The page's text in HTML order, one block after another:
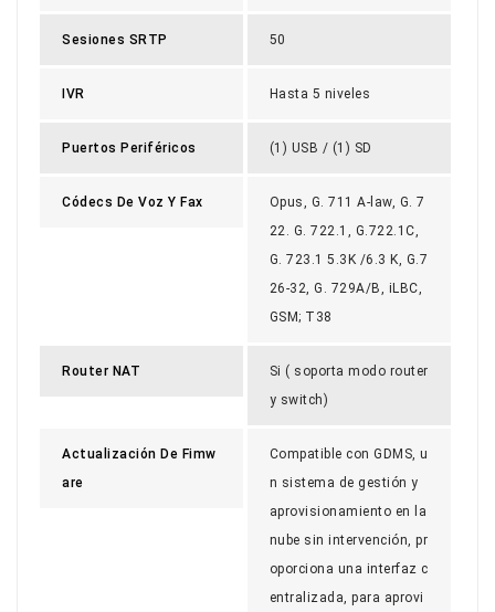
Sesiones SRTP 50
IVR Hasta 5 niveles
Puertos Periféricos (1) USB / (1) SD
Códecs De Voz Y Fax
Opus, G. 711 A-law, G. 7
22. G. 722.1, G.722.1C,
G. 723.1 5.3K /6.3 K, G.7
26-32, G. 729A/B, iLBC,
GSM; T38
Router NAT
Si ( soporta modo router
y switch)
Actualización De Fimw
Are
Compatible con GDMS, u
n sistema de gestión y
aprovisionamiento en la
nube sin intervención, pr
oporciona una interfaz c
entralizada, para aprovi